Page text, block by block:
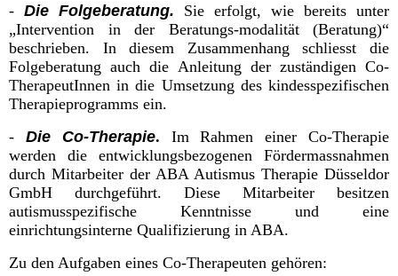
- Die Folgeberatung.
Sie erfolgt, wie bereits unter
„Intervention in der Beratungs-modalität (Beratung)“
beschrieben. In diesem Zusammenhang schliesst die
Folgeberatung auch die Anleitung der zuständigen Co-
TherapeutInnen in die Umsetzung des kindesspezifischen
Therapieprogramms ein.
- Die Co-Therapie. Im Rahmen einer Co-Therapie
werden die entwicklungsbezogenen Fördermassnahmen
durch Mitarbeiter der ABA Autismus Therapie Düsseldor
GmbH durchgeführt. Diese Mitarbeiter besitzen
autismusspezifische Kenntnisse und eine
einrichtungsinterne Qualifizierung in ABA.
Zu den Aufgaben eines Co-Therapeuten gehören: